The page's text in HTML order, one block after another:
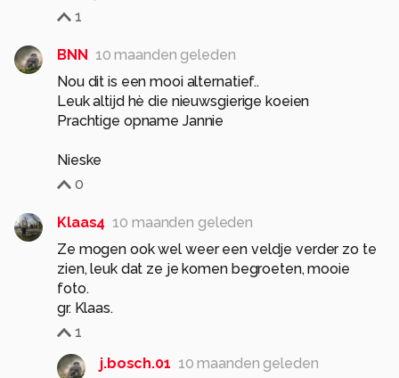
1
BNN 10 maanden geleden
Nou dit is een mooi alternatief..
Leuk altijd hè die nieuwsgierige koeien
Prachtige opname Jannie
0
Klaas4 10 maanden geleden
Ze mogen ook wel weer een veldje verder zo te
zien, leuk dat ze je komen begroeten, mooie
foto.
gr. Klaas.
1
j.bosch.01 10 maanden geleden